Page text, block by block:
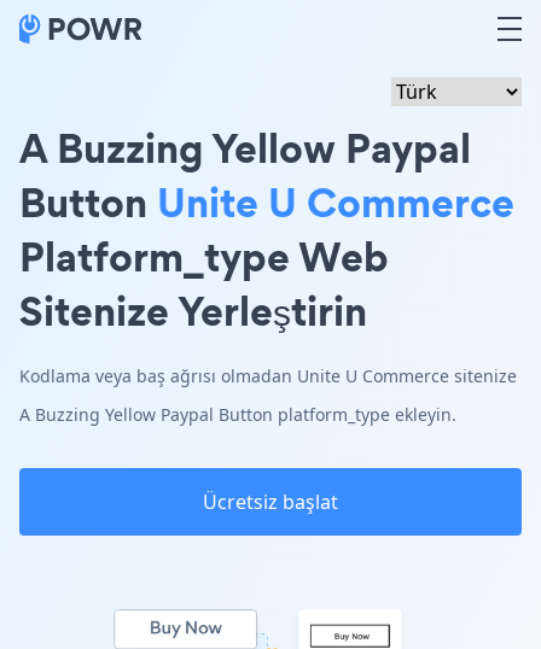
A Buzzing Yellow Paypal
Button Unite U Commerce
Platform_type Web
Sitenize Yerleştirin
Kodlama veya baş ağrısı olmadan Unite U Commerce sitenize
A Buzzing Yellow Paypal Button platform_type ekleyin.
Ücretsiz başlat